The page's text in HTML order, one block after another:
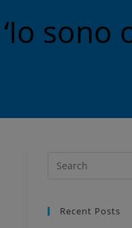
sono
Recent Posts